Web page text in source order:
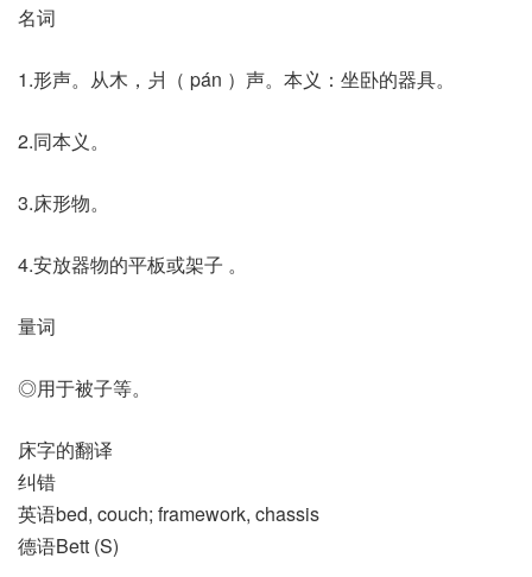
名词
1.形声。从木，爿（ pán ）声。本义：坐卧的器具。
2.同本义。
3.床形物。
4.安放器物的平板或架子 。
量词
◎用于被子等。
床字的翻译
纠错
英语bed, couch; framework, chassis
德语Bett (S)